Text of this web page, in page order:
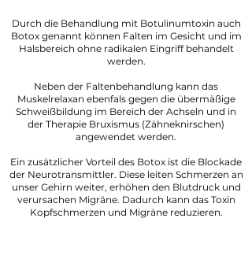
Durch die Behandlung mit Botulinumtoxin auch
Botox genannt können Falten im Gesicht und im
Halsbereich ohne radikalen Eingriff behandelt
werden.
Neben der Faltenbehandlung kann das
Muskelrelaxan ebenfals gegen die übermäßige
Schweißbildung im Bereich der Achseln und in
der Therapie Bruxismus (Zähneknirschen)
angewendet werden.
Ein zusätzlicher Vorteil des Botox ist die Blockade
der Neurotransmittler. Diese leiten Schmerzen an
unser Gehirn weiter, erhöhen den Blutdruck und
verursachen Migräne. Dadurch kann das Toxin
Kopfschmerzen und Migräne reduzieren.